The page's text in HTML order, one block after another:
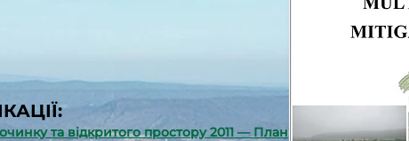
та відкритого простору 2011 — План